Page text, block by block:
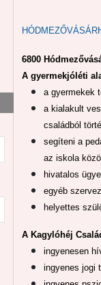
6800
A gyermekjóléti
a gyermekek
a kialakult
családból
segíteni a
az iskola
hivatalos
egyéb
helyettes
A Kagylóhéj
ingyenesen
ingyenes jogi